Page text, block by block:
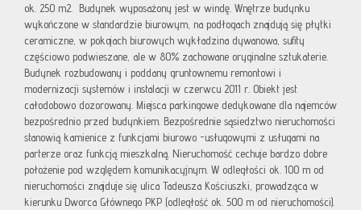
ok. 250 m2. Budynek wyposażony jest w windę. Wnętrze budynku
wykończone w standardzie biurowym, na podłogach znajdują się płytki
ceramiczne, w pokojach biurowych wykładzina dywanowa, sufity
częściowo podwieszane, ale w 80% zachowane oryginalne sztukaterie.
Budynek rozbudowany i poddany gruntownemu remontowi i
modernizacji systemów i instalacji w czerwcu 2011 r. Obiekt jest
całodobowo dozorowany. Miejsca parkingowe dedykowane dla najemców
bezpośrednio przed budynkiem. Bezpośrednie sąsiedztwo nieruchomości
stanowią kamienice z funkcjami biurowo -usługowymi z usługami na
parterze oraz funkcją mieszkalną. Nieruchomość cechuje bardzo dobre
położenie pod względem komunikacyjnym. W odległości ok. 100 m od
nieruchomości znajduje się ulica Tadeusza Kościuszki, prowadząca w
kierunku Dworca Głównego PKP (odległość ok. 500 m od nieruchomości).